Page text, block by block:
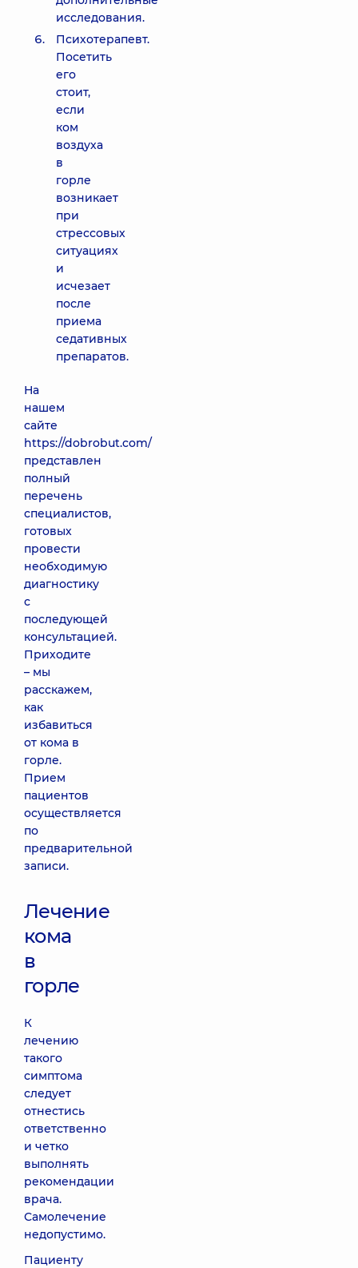
исследования.
Психотерапевт.
Посетить
его
стоит,
если
ком
воздуха
в
горле
возникает
при
стрессовых
ситуациях
и
исчезает
после
приема
седативных
препаратов.
На
нашем
сайте
https://dobrobut.com/
представлен
полный
перечень
специалистов,
готовых
провести
необходимую
диагностику
с
последующей
консультацией.
Приходите
– мы
расскажем,
как
избавиться
от кома в
горле.
Прием
пациентов
осуществляется
по
предварительной
записи.
Лечение
кома
в
горле
К
лечению
такого
симптома
следует
отнестись
ответственно
и четко
выполнять
рекомендации
врача.
Самолечение
недопустимо.
Пациенту